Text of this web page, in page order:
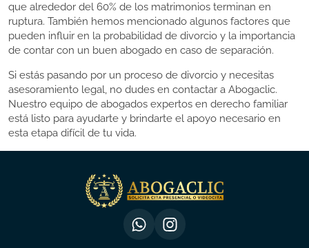
que alrededor del 60% de los matrimonios terminan en
ruptura. También hemos mencionado algunos factores que
pueden influir en la probabilidad de divorcio y la importancia
de contar con un buen abogado en caso de separación.
Si estás pasando por un proceso de divorcio y necesitas
asesoramiento legal, no dudes en contactar a Abogaclic.
Nuestro equipo de abogados expertos en derecho familiar
está listo para ayudarte y brindarte el apoyo necesario en
esta etapa difícil de tu vida.